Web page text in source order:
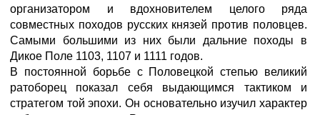
организатором и вдохновителем целого ряда
совместных походов русских князей против половцев.
Самыми большими из них были дальние походы в
Дикое Поле 1103, 1107 и 1111 годов.
В постоянной борьбе с Половецкой степью великий
ратоборец показал себя выдающимся тактиком и
стратегом той эпохи. Он основательно изучил характер